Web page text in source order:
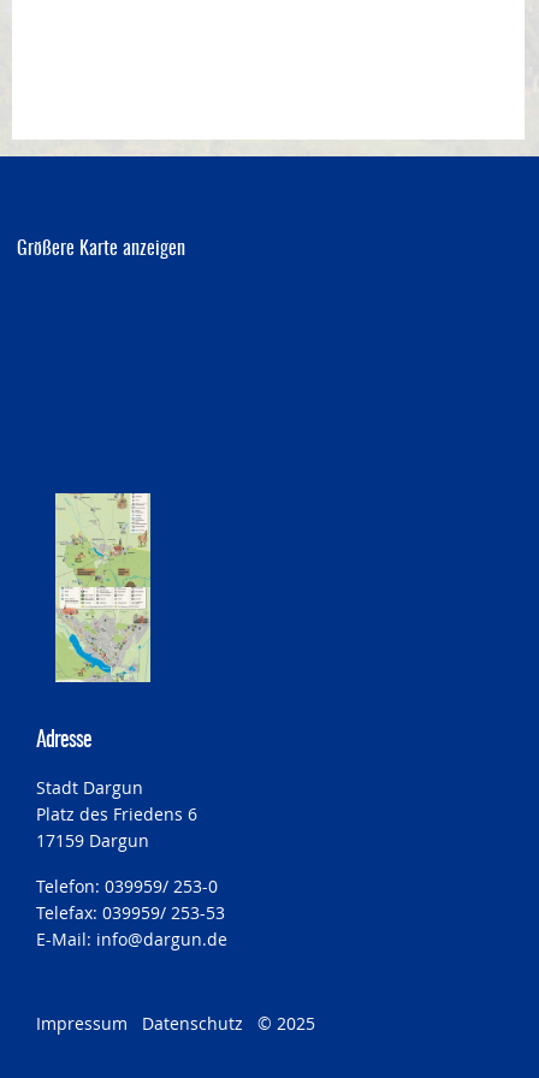
Größere Karte anzeigen
Adresse
Stadt Dargun
Platz des Friedens 6
17159 Dargun
Telefon: 039959/ 253-0
Telefax: 039959/ 253-53
E-Mail: info@dargun.de
Impressum Datenschutz © 2025
Förderung ortsteilbezogener Maßnahmen